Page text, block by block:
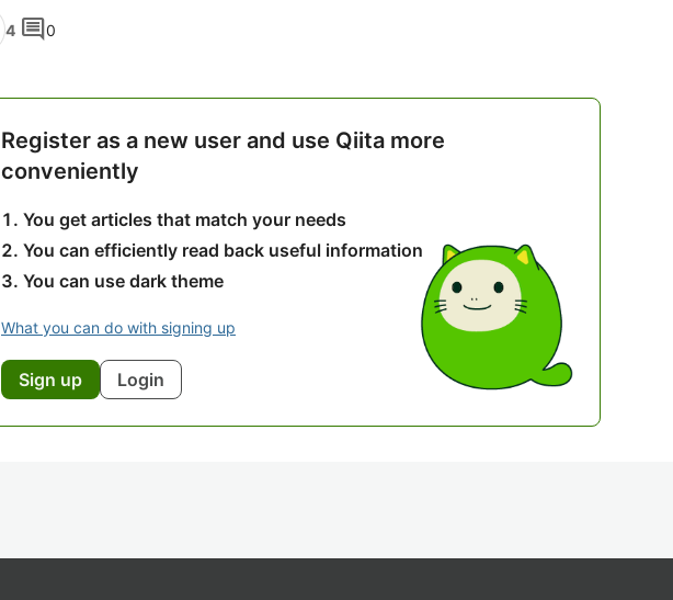
4 comment0
Register as a new user and use Qiita more
conveniently
You get articles that match your needs
You can efficiently read back useful information
You can use dark theme
What you can do with signing up
Sign up Login